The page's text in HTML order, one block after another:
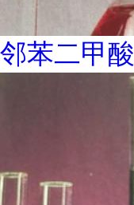
邻苯二甲